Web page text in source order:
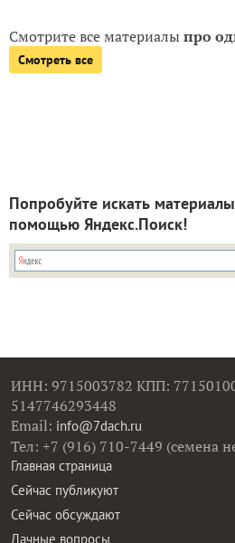
Смотрите все материалыпро
Смотреть все
Попробуйте искать
помощью Яндекс.Поиск!
ИНН: 9715003782 КПП:
5147746293448
Email: info@7dach.ru
Тел: +7 (916) 710-7449 (семена
Главная страница
Сейчас публикуют
Сейчас обсуждают
Дачные вопросы